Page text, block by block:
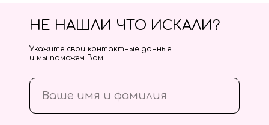
НЕ НАШЛИ ЧТО ИСКАЛИ?
Укажите свои контактные данные
и мы поможем Вам!